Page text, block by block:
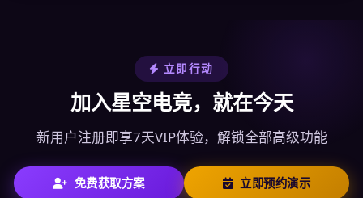
立即行动
加入星空电竞，就在今天
新用户注册即享7天VIP体验，解锁全部高级功能
免费获取方案 立即预约演示